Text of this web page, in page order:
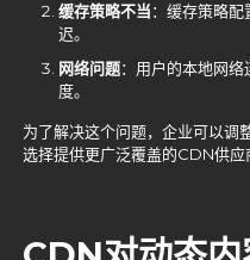
缓存策略不当：缓存策略
迟。
网络问题：用户的本地网
度。
为了解决这个问题，企业可以调
选择提供更广泛覆盖的CDN供应